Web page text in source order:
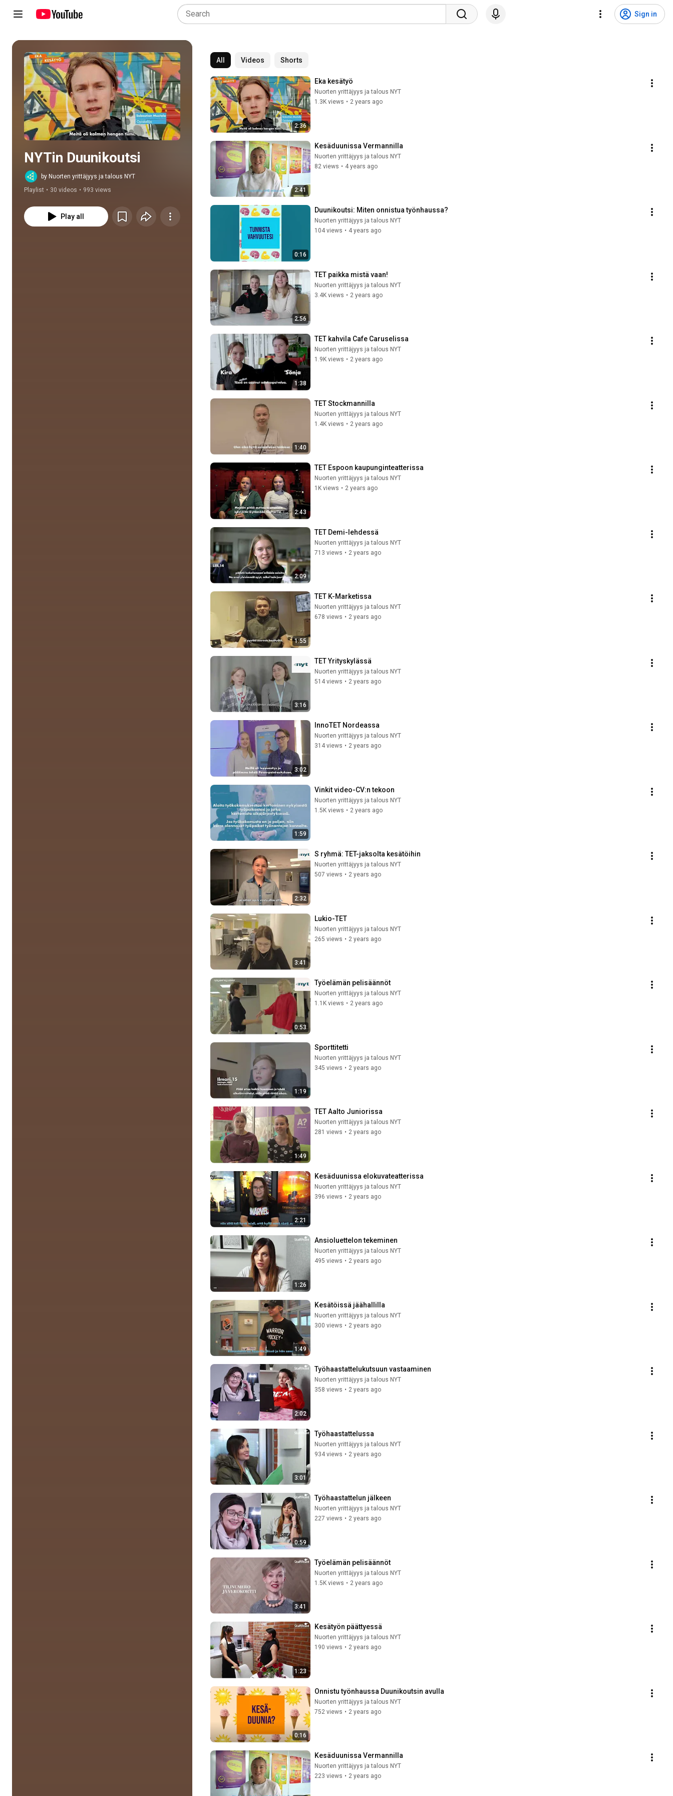
Sign in
Play all
NYTin Duunikoutsi
by Nuorten yrittäjyys ja talous NYT
Playlist • 30 videos • 993 views
Play all
All Videos Shorts
2:36
Eka kesätyö
Nuorten yrittäjyys ja talous NYT
1.3K views • 2 years ago
2:41
Kesäduunissa Vermannilla
Nuorten yrittäjyys ja talous NYT
82 views • 4 years ago
0:16
Duunikoutsi: Miten onnistua työnhaussa?
Nuorten yrittäjyys ja talous NYT
104 views • 4 years ago
2:56
TET paikka mistä vaan!
Nuorten yrittäjyys ja talous NYT
3.4K views • 2 years ago
1:38
TET kahvila Cafe Caruselissa
Nuorten yrittäjyys ja talous NYT
1.9K views • 2 years ago
1:40
TET Stockmannilla
Nuorten yrittäjyys ja talous NYT
1.4K views • 2 years ago
2:43
TET Espoon kaupunginteatterissa
Nuorten yrittäjyys ja talous NYT
1K views • 2 years ago
2:09
TET Demi-lehdessä
Nuorten yrittäjyys ja talous NYT
713 views • 2 years ago
1:55
TET K-Marketissa
Nuorten yrittäjyys ja talous NYT
678 views • 2 years ago
3:16
TET Yrityskylässä
Nuorten yrittäjyys ja talous NYT
514 views • 2 years ago
3:02
InnoTET Nordeassa
Nuorten yrittäjyys ja talous NYT
314 views • 2 years ago
1:59
Vinkit video-CV:n tekoon
Nuorten yrittäjyys ja talous NYT
1.5K views • 2 years ago
2:32
S ryhmä: TET-jaksolta kesätöihin
Nuorten yrittäjyys ja talous NYT
507 views • 2 years ago
3:41
Lukio-TET
Nuorten yrittäjyys ja talous NYT
265 views • 2 years ago
0:53
Työelämän pelisäännöt
Nuorten yrittäjyys ja talous NYT
1.1K views • 2 years ago
1:19
Sporttitetti
Nuorten yrittäjyys ja talous NYT
345 views • 2 years ago
1:49
TET Aalto Juniorissa
Nuorten yrittäjyys ja talous NYT
281 views • 2 years ago
2:21
Kesäduunissa elokuvateatterissa
Nuorten yrittäjyys ja talous NYT
396 views • 2 years ago
1:26
Ansioluettelon tekeminen
Nuorten yrittäjyys ja talous NYT
495 views • 2 years ago
1:49
Kesätöissä jäähallilla
Nuorten yrittäjyys ja talous NYT
300 views • 2 years ago
2:02
Työhaastattelukutsuun vastaaminen
Nuorten yrittäjyys ja talous NYT
358 views • 2 years ago
3:01
Työhaastattelussa
Nuorten yrittäjyys ja talous NYT
934 views • 2 years ago
0:59
Työhaastattelun jälkeen
Nuorten yrittäjyys ja talous NYT
227 views • 2 years ago
3:41
Työelämän pelisäännöt
Nuorten yrittäjyys ja talous NYT
1.5K views • 2 years ago
1:23
Kesätyön päättyessä
Nuorten yrittäjyys ja talous NYT
190 views • 2 years ago
0:16
Onnistu työnhaussa Duunikoutsin avulla
Nuorten yrittäjyys ja talous NYT
752 views • 2 years ago
Kesäduunissa Vermannilla
Nuorten yrittäjyys ja talous NYT
223 views • 2 years ago